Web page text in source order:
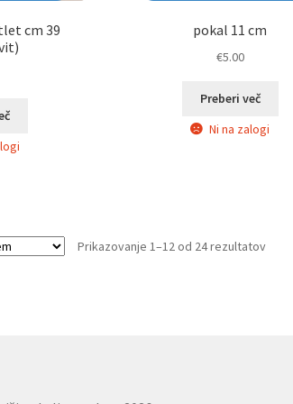
cm 39
pokal 11 cm
€5.00
Preberi več
Ni na zalogi
Prikazovanje 1–12 od 24 rezultatov